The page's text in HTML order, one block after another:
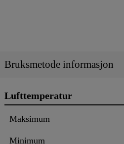
Bruksmetode informasjon
Lufttemperatur
Maksimum
Minimum